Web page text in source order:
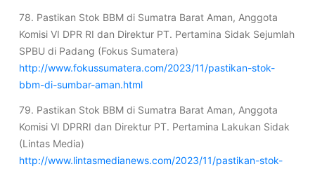
78. Pastikan Stok BBM di Sumatra Barat Aman, Anggota
Komisi VI DPR RI dan Direktur PT. Pertamina Sidak Sejumlah
SPBU di Padang (Fokus Sumatera)
http://www.fokussumatera.com/2023/11/pastikan-stok-
bbm-di-sumbar-aman.html
79. Pastikan Stok BBM di Sumatra Barat Aman, Anggota
Komisi VI DPRRI dan Direktur PT. Pertamina Lakukan Sidak
(Lintas Media)
http://www.lintasmedianews.com/2023/11/pastikan-stok-